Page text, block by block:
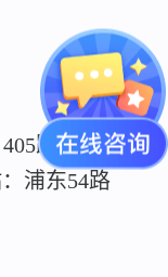
路、815
浦东54路